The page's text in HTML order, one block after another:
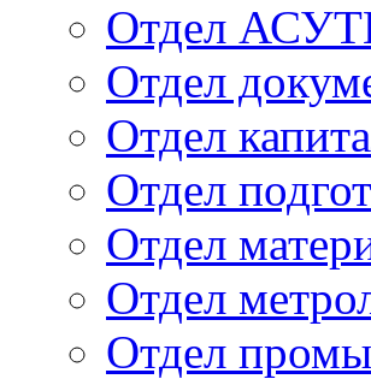
Отдел
Отдел
Отдел
Отдел
Отдел
Отдел
Отдел